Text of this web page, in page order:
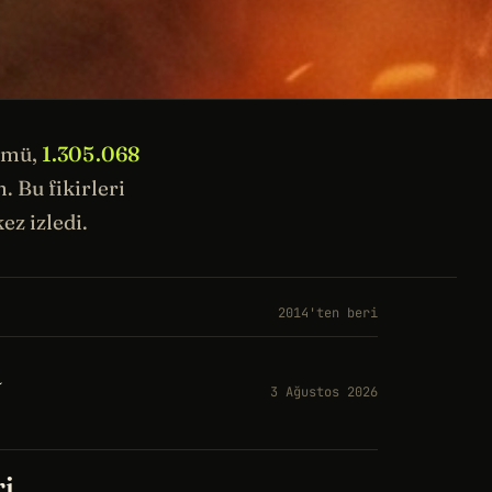
1.305.068
Bu fikirleri
izledi.
2014'ten beri
3 Ağustos 2026